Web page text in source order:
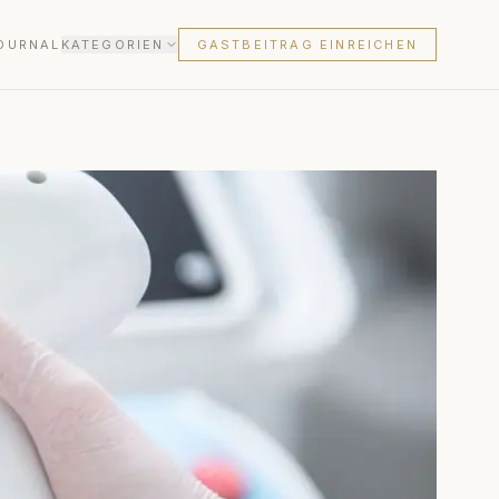
KATEGORIEN GASTBEITRAG EINREICHEN